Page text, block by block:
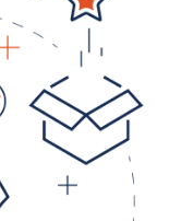
Opinie
Dowiedz się,
użytkownicy
Baza wiedzy
Dowiedz się